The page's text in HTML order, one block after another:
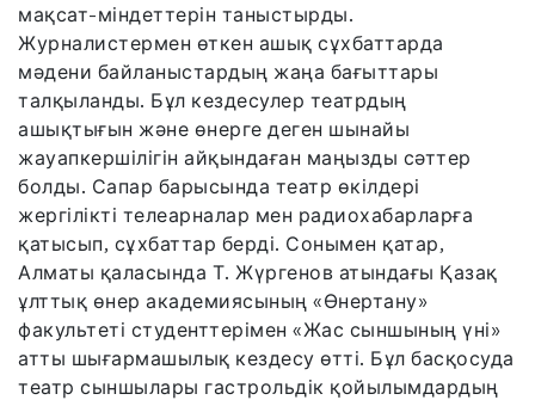
мақсат-міндеттерін таныстырды.
Журналистермен өткен ашық сұхбаттарда
мәдени байланыстардың жаңа бағыттары
талқыланды. Бұл кездесулер театрдың
ашықтығын және өнерге деген шынайы
жауапкершілігін айқындаған маңызды сәттер
болды. Сапар барысында театр өкілдері
жергілікті телеарналар мен радиохабарларға
қатысып, сұхбаттар берді. Сонымен қатар,
Алматы қаласында Т. Жүргенов атындағы Қазақ
ұлттық өнер академиясының «Өнертану»
факультеті студенттерімен «Жас сыншының үні»
атты шығармашылық кездесу өтті. Бұл басқосуда
театр сыншылары гастрольдік қойылымдардың